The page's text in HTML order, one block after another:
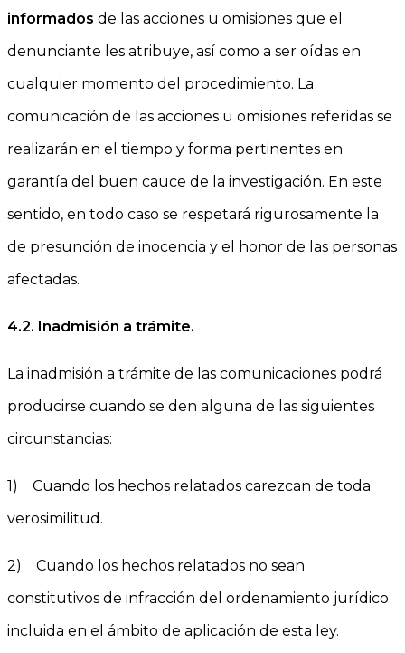
informados de las acciones u omisiones que el
denunciante les atribuye, así como a ser oídas en
cualquier momento del procedimiento. La
comunicación de las acciones u omisiones referidas se
realizarán en el tiempo y forma pertinentes en
garantía del buen cauce de la investigación. En este
sentido, en todo caso se respetará rigurosamente la
de presunción de inocencia y el honor de las personas
afectadas.
4.2. Inadmisión a trámite.
La inadmisión a trámite de las comunicaciones podrá
producirse cuando se den alguna de las siguientes
circunstancias:
1) Cuando los hechos relatados carezcan de toda
verosimilitud.
2) Cuando los hechos relatados no sean
constitutivos de infracción del ordenamiento jurídico
incluida en el ámbito de aplicación de esta ley.